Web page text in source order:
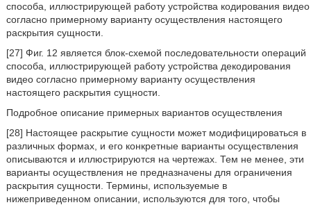
способа, иллюстрирующей работу устройства кодирования видео
согласно примерному варианту осуществления настоящего
раскрытия сущности.
[27] Фиг. 12 является блок-схемой последовательности операций
способа, иллюстрирующей работу устройства декодирования
видео согласно примерному варианту осуществления
настоящего раскрытия сущности.
Подробное описание примерных вариантов осуществления
[28] Настоящее раскрытие сущности может модифицироваться в
различных формах, и его конкретные варианты осуществления
описываются и иллюстрируются на чертежах. Тем не менее, эти
варианты осуществления не предназначены для ограничения
раскрытия сущности. Термины, используемые в
нижеприведенном описании, используются для того, чтобы